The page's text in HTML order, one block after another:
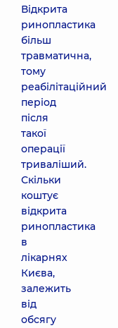
Відкрита
ринопластика
більш
травматична,
тому
реабілітаційний
період
після
такої
операції
триваліший.
Скільки
коштує
відкрита
ринопластика
в
лікарнях
Києва,
залежить
від
обсягу